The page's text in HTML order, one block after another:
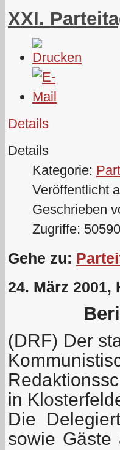
XXI.
Details
Details
Kategorie:
Veröffentlicht
Geschrieben
Zugriffe:
Gehe zu:
24. März 2001,
(DRF) Der
in
Die
sowie